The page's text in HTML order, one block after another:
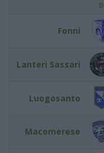
Fonni
Lanteri Sassari
Luogosanto
Macomerese